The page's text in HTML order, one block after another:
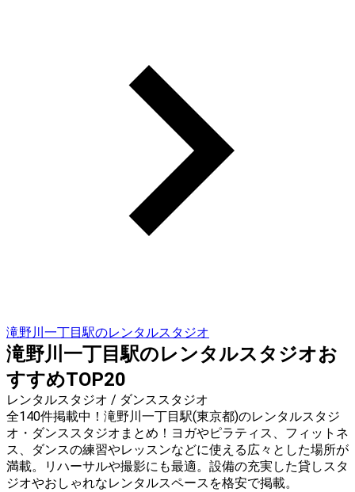
滝野川一丁目駅のレンタルスタジオ
滝野川一丁目駅のレンタルスタジオお
すすめTOP20
レンタルスタジオ / ダンススタジオ
全140件掲載中！滝野川一丁目駅(東京都)のレンタルスタジ
オ・ダンススタジオまとめ！ヨガやピラティス、フィットネ
ス、ダンスの練習やレッスンなどに使える広々とした場所が
満載。リハーサルや撮影にも最適。設備の充実した貸しスタ
ジオやおしゃれなレンタルスペースを格安で掲載。